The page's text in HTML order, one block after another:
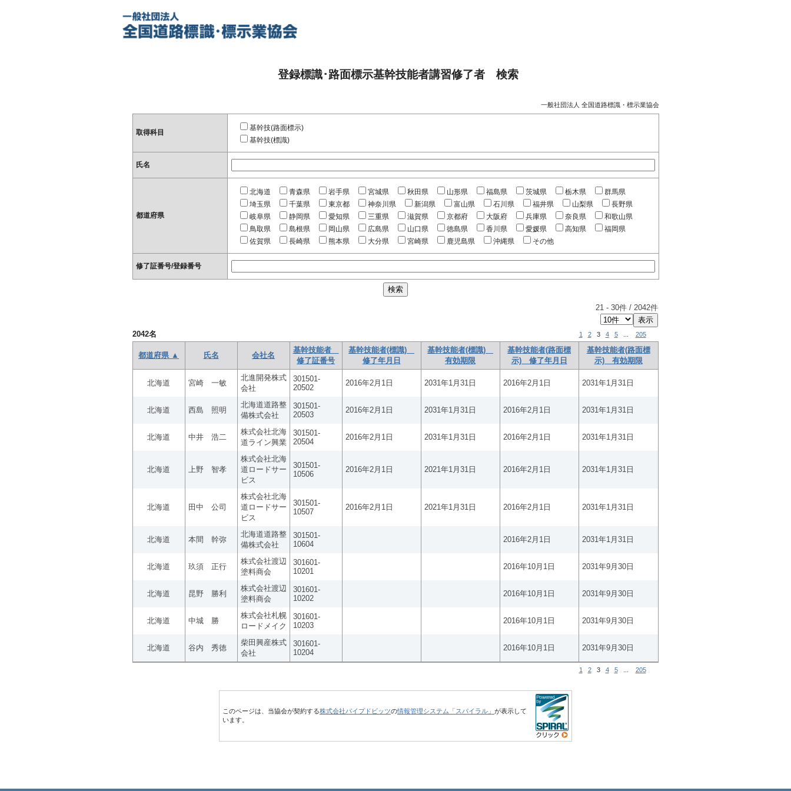
登録標識･路面標示基幹技能者講習修了者 検索
一般社団法人 全国道路標識・標示業協会
取得科目
基幹技(路面標示)
基幹技(標識)
氏名
都道府県
北海道 青森県 岩手県 宮城県 秋田県 山形県 福島県 茨城県 栃木県
群馬県
埼玉県
千葉県 東京都 神奈川県 新潟県 富山県 石川県 福井県 山梨県
長野県
岐阜県
静岡県 愛知県 三重県 滋賀県 京都府 大阪府 兵庫県 奈良県
和歌山県
鳥取県
島根県 岡山県 広島県 山口県 徳島県 香川県 愛媛県 高知県
福岡県
佐賀県
長崎県 熊本県 大分県 宮崎県 鹿児島県 沖縄県 その他
修了証番号/登録番号
21- 30件 / 2042件
2042名 1 2 3 4 5 205
都道府県 ▲ 氏名 会社名
基幹技能者
修了証番号
基幹技能者(標識)
修了年月日
基幹技能者(標識)
有効期限
基幹技能者(路面標
示) 修了年月日
基幹技能者(路面標
示) 有効期限
北海道 宮崎 一敏
北進開発株式
会社
301501-
20502
2016年2月1日 2031年1月31日 2016年2月1日 2031年1月31日
北海道 西島 照明
北海道道路整
備株式会社
301501-
20503
2016年2月1日 2031年1月31日 2016年2月1日 2031年1月31日
北海道 中井 浩二
株式会社北海
道ライン興業
301501-
20504
2016年2月1日 2031年1月31日 2016年2月1日 2031年1月31日
北海道 上野 智孝
株式会社北海
道ロードサー
ビス
301501-
10506
2016年2月1日 2021年1月31日 2016年2月1日 2031年1月31日
北海道 田中 公司
株式会社北海
道ロードサー
ビス
301501-
10507
2016年2月1日 2021年1月31日 2016年2月1日 2031年1月31日
北海道 本間 幹弥
北海道道路整
備株式会社
301501-
10604
2016年2月1日 2031年1月31日
北海道 玖須 正行
株式会社渡辺
塗料商会
301601-
10201
2016年10月1日 2031年9月30日
北海道 昆野 勝利
株式会社渡辺
塗料商会
301601-
10202
2016年10月1日 2031年9月30日
北海道 中城 勝
株式会社札幌
ロードメイク
301601-
10203
2016年10月1日 2031年9月30日
北海道 谷内 秀徳
柴田興産株式
会社
301601-
10204
2016年10月1日 2031年9月30日
1 2 3 4 5 205
このページは、当協会が契約する株式会社パイプドビッツの情報管理システム「スパイラル」 が表示して
います。